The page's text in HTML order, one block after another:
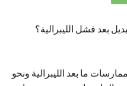
بعد فشل الليبرالية؟
ما بعد الليبرالية ونحو